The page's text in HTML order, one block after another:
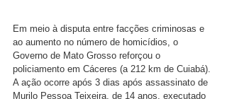
Em meio à disputa entre facções criminosas e
ao aumento no número de homicídios, o
Governo de Mato Grosso reforçou o
policiamento em Cáceres (a 212 km de Cuiabá).
A ação ocorre após 3 dias após assassinato de
Murilo Pessoa Teixeira, de 14 anos, executado